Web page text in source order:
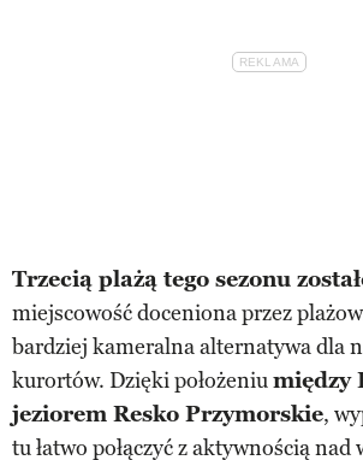
Trzecią plażą tego sezonu
miejscowość doceniona przez
bardziej kameralna alternatywa dla
kurortów. Dzięki położeniumiędzy
jeziorem Resko Przymorskie,
tu łatwo połączyć z aktywnością nad